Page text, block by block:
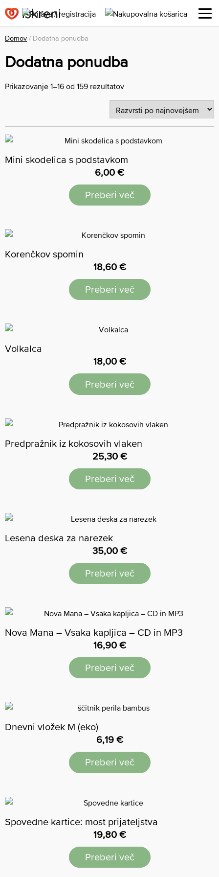
Domov / Dodatna ponudba
Dodatna ponudba
Prikazovanje 1–16 od 159 rezultatov
Mini skodelica s podstavkom
6,00 €
Preberi več
Korenčkov spomin
18,60 €
Preberi več
Volkalca
18,00 €
Preberi več
Predpražnik iz kokosovih vlaken
25,30 €
Preberi več
Lesena deska za narezek
35,00 €
Preberi več
Nova Mana – Vsaka kapljica – CD in MP3
16,90 €
Preberi več
Dnevni vložek M (eko)
6,19 €
Preberi več
Spovedne kartice: most prijateljstva
19,80 €
Preberi več